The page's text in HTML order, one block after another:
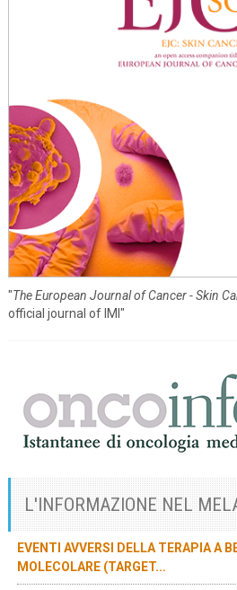
"The European Journal of Cancer - Skin
official journal of IMI"
L'INFORMAZIONE NEL
EVENTI AVVERSI DELLA TERAPIA A
MOLECOLARE (TARGET...